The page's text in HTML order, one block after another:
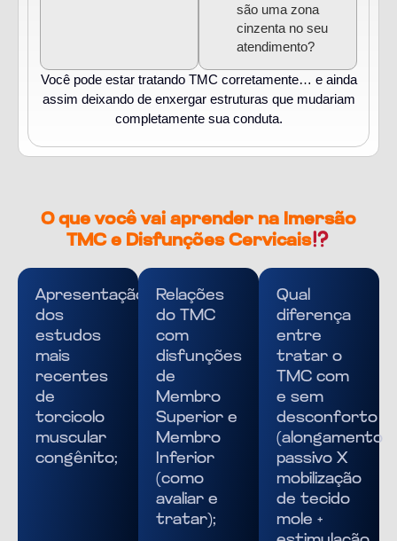
são uma zona
cinzenta no seu
atendimento?
Você pode estar tratando TMC corretamente… e ainda
assim deixando de enxergar estruturas que mudariam
completamente sua conduta.
O que você vai aprender na Imersão
TMC e Disfunções Cervicais
Apresentação
dos
estudos
mais
recentes
de
torcicolo
muscular
congênito;
Relações
do TMC
com
disfunções
de
Membro
Superior e
Membro
Inferior
(como
avaliar e
tratar);
Qual
diferença
entre
tratar o
TMC com
e sem
desconforto
(alongamento
passivo X
mobilização
de tecido
mole +